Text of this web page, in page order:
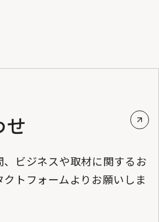
せ
ビジネスや取材に関するお
トフォームよりお願いしま